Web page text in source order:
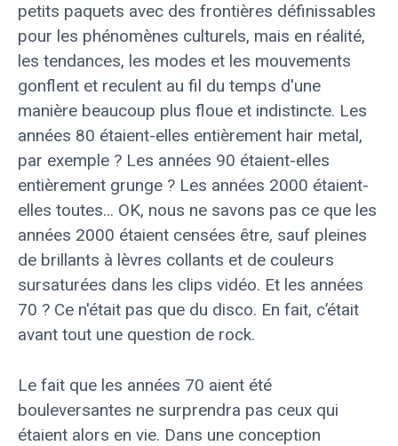
petits paquets avec des frontières définissables
pour les phénomènes culturels, mais en réalité,
les tendances, les modes et les mouvements
gonflent et reculent au fil du temps d'une
manière beaucoup plus floue et indistincte. Les
années 80 étaient-elles entièrement hair metal,
par exemple ? Les années 90 étaient-elles
entièrement grunge ? Les années 2000 étaient-
elles toutes… OK, nous ne savons pas ce que les
années 2000 étaient censées être, sauf pleines
de brillants à lèvres collants et de couleurs
sursaturées dans les clips vidéo. Et les années
70 ? Ce n'était pas que du disco. En fait, c’était
avant tout une question de rock.
Le fait que les années 70 aient été
bouleversantes ne surprendra pas ceux qui
étaient alors en vie. Dans une conception